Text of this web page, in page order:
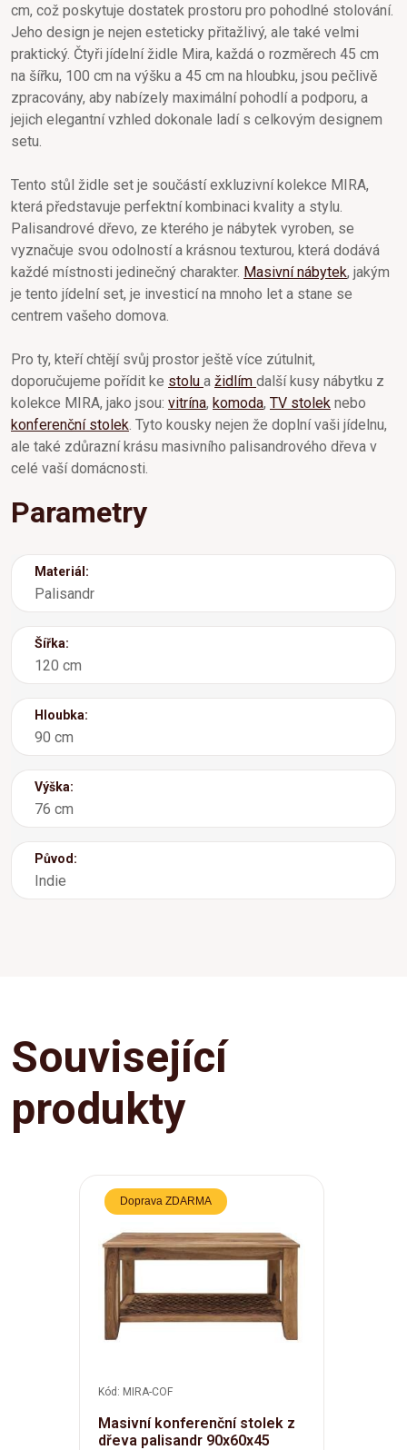
cm, což poskytuje dostatek prostoru pro pohodlné stolování.
Jeho design je nejen esteticky přitažlivý, ale také velmi
praktický. Čtyři jídelní židle Mira, každá o rozměrech 45 cm
na šířku, 100 cm na výšku a 45 cm na hloubku, jsou pečlivě
zpracovány, aby nabízely maximální pohodlí a podporu, a
jejich elegantní vzhled dokonale ladí s celkovým designem
setu.
Tento stůl židle set je součástí exkluzivní kolekce MIRA,
která představuje perfektní kombinaci kvality a stylu.
Palisandrové dřevo, ze kterého je nábytek vyroben, se
vyznačuje svou odolností a krásnou texturou, která dodává
každé místnosti jedinečný charakter. Masivní nábytek, jakým
je tento jídelní set, je investicí na mnoho let a stane se
centrem vašeho domova.
Pro ty, kteří chtějí svůj prostor ještě více zútulnit,
doporučujeme pořídit ke stolu a židlím další kusy nábytku z
kolekce MIRA, jako jsou: vitrína, komoda, TV stolek nebo
konferenční stolek . Tyto kousky nejen že doplní vaši jídelnu,
ale také zdůrazní krásu masivního palisandrového dřeva v
celé vaší domácnosti.
Parametry
Materiál:
Palisandr
Šířka:
120 cm
Hloubka:
90 cm
Výška:
76 cm
Původ:
Indie
Související
produkty
Doprava ZDARMA
Kód: MIRA-COF
Masivní konferenční stolek z
dřeva palisandr 90x60x45